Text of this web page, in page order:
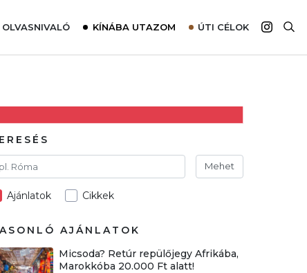
OLVASNIVALÓ
Utazómajom – CitySIM kártya a világutazóknak
Élménybeszámolók
Szállodalátogatás
Sajtómegjelenések
KÍNÁBA UTAZOM ÚTI CÉLOK
Afrika
Mehet
Ajánlatok Cikkek
AJÁNLATOK
Micsoda? Retúr repülőjegy Afrikába,
Marokkóba 20.000 Ft alatt!